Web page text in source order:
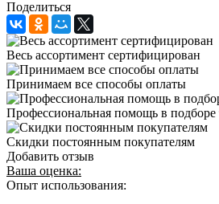
Поделиться
Весь ассортимент сертифицирован
Принимаем все способы оплаты
Профессиональная помощь в подборе
Скидки постоянным покупателям
Добавить отзыв
Ваша оценка:
Опыт использования: